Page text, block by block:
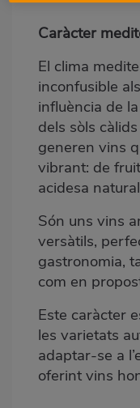
Caràcter
El clima
inconfusible
influència de
dels sòls
generen vins
vibrant: de
acidesa
Són uns vins
versàtils,
gastronomia,
com en
Este caràcter
les varietats
adaptar-se a
oferint vins